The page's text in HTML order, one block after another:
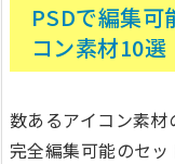
PSDで編集可
コン素材10選
数あるアイコン素
完全編集可能のセ